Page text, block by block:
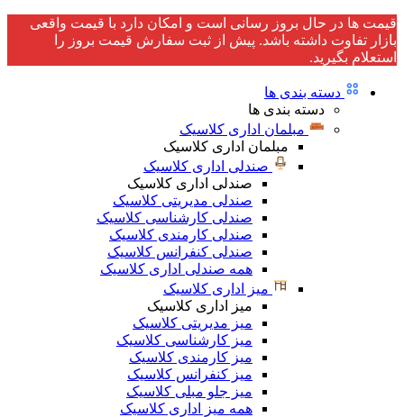
قیمت ها در حال بروز رسانی است و امکان دارد با قیمت واقعی
بازار تفاوت داشته باشد. پیش از ثبت سفارش قیمت بروز را
استعلام بگیرید.
دسته بندی ها
دسته بندی ها
مبلمان اداری کلاسیک
مبلمان اداری کلاسیک
صندلی اداری کلاسیک
صندلی اداری کلاسیک
صندلی مدیریتی کلاسیک
صندلی کارشناسی کلاسیک
صندلی کارمندی کلاسیک
صندلی کنفرانس کلاسیک
همه صندلی اداری کلاسیک
میز اداری کلاسیک
میز اداری کلاسیک
میز مدیریتی کلاسیک
میز کارشناسی کلاسیک
میز کارمندی کلاسیک
میز کنفرانس کلاسیک
میز جلو مبلی کلاسیک
همه میز اداری کلاسیک